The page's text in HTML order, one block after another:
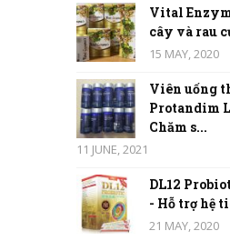
Vital
cây và rau
15 MAY, 2020
Viên uống
Protandim
Chăm s...
11 JUNE, 2021
DL12
- Hỗ trợ hệ
21 MAY, 2020